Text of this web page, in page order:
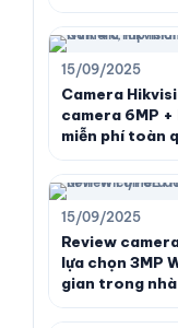
15/09/2025
Camera
camera 6MP
miễn phí toàn
15/09/2025
Review
lựa chọn 3MP
gian trong nhà